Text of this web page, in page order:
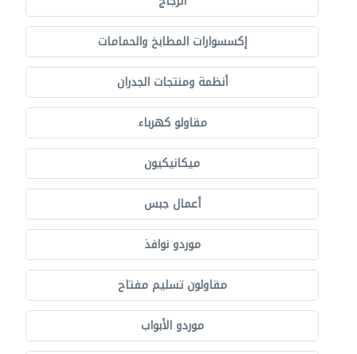
إكسسوارات المطابخ والحمامات
أنظمة ومنتجات الجدران
مقاولو كهرباء
ميكانيكيون
أعمال جبس
موردو نوافذ
مقاولون تسليم مفتاح
موردو الأبواب